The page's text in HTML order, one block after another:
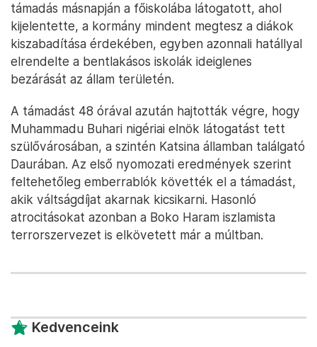
támadás másnapján a főiskolába látogatott, ahol
kijelentette, a kormány mindent megtesz a diákok
kiszabadítása érdekében, egyben azonnali hatállyal
elrendelte a bentlakásos iskolák ideiglenes
bezárását az állam területén.
A támadást 48 órával azután hajtották végre, hogy
Muhammadu Buhari nigériai elnök látogatást tett
szülővárosában, a szintén Katsina államban találgató
Daurában. Az első nyomozati eredmények szerint
feltehetőleg emberrablók követték el a támadást,
akik váltságdíjat akarnak kicsikarni. Hasonló
atrocitásokat azonban a Boko Haram iszlamista
terrorszervezet is elkövetett már a múltban.
Kedvenceink